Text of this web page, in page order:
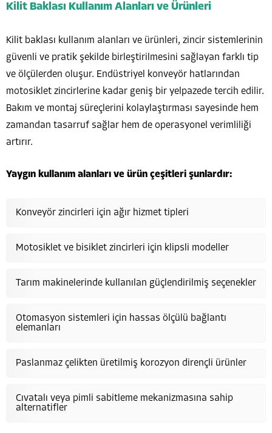
Kilit Baklası Kullanım Alanları ve Ürünleri
Kilit baklası kullanım alanları ve ürünleri, zincir sistemlerinin
güvenli ve pratik şekilde birleştirilmesini sağlayan farklı tip
ve ölçülerden oluşur. Endüstriyel konveyör hatlarından
motosiklet zincirlerine kadar geniş bir yelpazede tercih edilir.
Bakım ve montaj süreçlerini kolaylaştırması sayesinde hem
zamandan tasarruf sağlar hem de operasyonel verimliliği
artırır.
Yaygın kullanım alanları ve ürün çeşitleri şunlardır:
Konveyör zincirleri için ağır hizmet tipleri
Motosiklet ve bisiklet zincirleri için klipsli modeller
Tarım makinelerinde kullanılan güçlendirilmiş seçenekler
Otomasyon sistemleri için hassas ölçülü bağlantı
elemanları
Paslanmaz çelikten üretilmiş korozyon dirençli ürünler
Cıvatalı veya pimli sabitleme mekanizmasına sahip
alternatifler